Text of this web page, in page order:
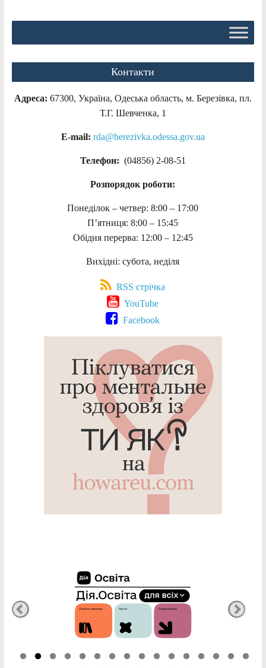
Контакти
Адреса: 67300, Україна, Одеська область, м. Березівка, пл.
Т.Г. Шевченка, 1
E-mail: rda@berezivka.odessa.gov.ua
Телефон: (04856) 2-08-51
Розпорядок роботи:
Понеділок – четвер: 8:00 – 17:00
П’ятниця: 8:00 – 15:45
Обідня перерва: 12:00 – 12:45
Вихідні: субота, неділя
RSS стрічка
YouTube
Facebook